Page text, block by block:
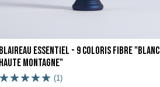
Blaireau Essentiel - 9 coloris Fibre "Blanc
Haute Montagne"
(1)